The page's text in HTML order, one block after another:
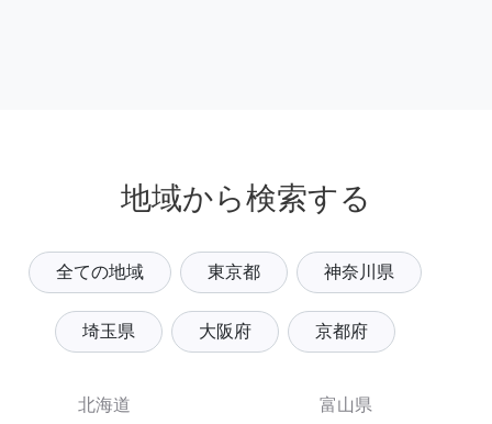
地域から検索する
全ての地域 東京都 神奈川県
埼玉県 大阪府 京都府
北海道
富山県